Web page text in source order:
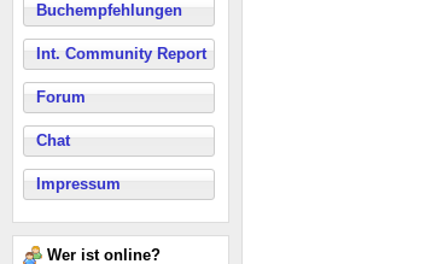
Buchempfehlungen
Int. Community Report
Forum
Chat
Impressum
Wer ist online?